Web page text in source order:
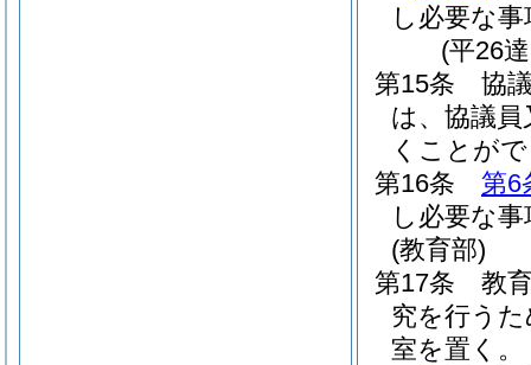
し必要な
(平26
第15条
協
は、協議
くことが
第16条
第6
し必要な
(教育部)
第17条
教
究を行う
室を置く。